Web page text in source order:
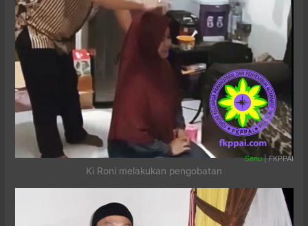
Senu| FKPPAI
Ki Roni melakukan pengobatan